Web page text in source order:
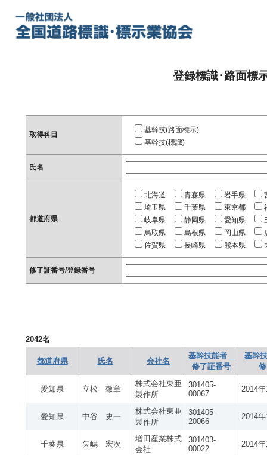
登録標識･路面標
取得科目
基幹技(路面標示)
基幹技(標識)
氏名
都道府県
北海道 青森県 岩手県
埼玉県
千葉県 東京都
岐阜県
静岡県 愛知県
鳥取県
島根県 岡山県
佐賀県
長崎県 熊本県
修了証番号/登録番号
2042名
都道府県 氏名 会社名
基幹技能者
修了証番号
基幹
愛知県 立松 敬章
株式会社東亜
製作所
301405-
00067
2014
愛知県 中谷 史一
株式会社東亜
製作所
301405-
20066
2014
千葉県 矢嶋 宏次
増田産業株式
会社
301403-
00022
2014